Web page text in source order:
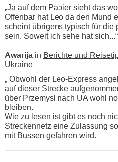
„Ja auf dem Papier sieht das
Offenbar hat Leo da den Mund
scheint übrigens typisch für die
sein. Soweit ich sehe hat sich...“
Awarija in Berichte und
Ukraine
„ Obwohl der Leo-Express
auf dieser Strecke
über Przemysl nach UA wohl
bleiben.
Wie zu lesen ist gibt es noch
Streckennetz eine Zulassung
mit Bussen gefahren wird.